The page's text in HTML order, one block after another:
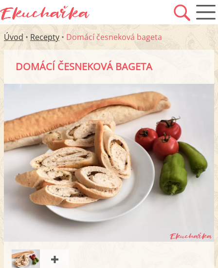
Úvod • Recepty • Domácí česneková bageta
DOMÁCÍ ČESNEKOVÁ BAGETA